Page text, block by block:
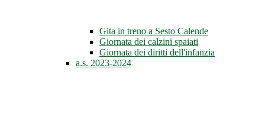
Gita in treno a Sesto Calende
Giornata dei calzini spaiati
Giornata dei diritti dell'infanzia
a.s. 2023-2024